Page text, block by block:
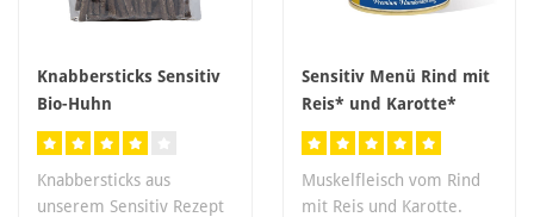
Knabbersticks Sensitiv
Bio-Huhn
Knabbersticks aus
unserem Sensitiv Rezept
Sensitiv Menü Rind mit
Reis* und Karotte*
Muskelfleisch vom Rind
mit Reis und Karotte.